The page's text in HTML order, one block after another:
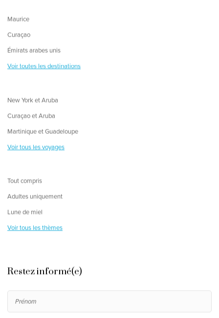
Maurice
Curaçao
Émirats arabes unis
Voir toutes les destinations
New York et Aruba
Curaçao et Aruba
Martinique et Guadeloupe
Voir tous les voyages
Tout compris
Adultes uniquement
Lune de miel
Voir tous les thèmes
Restez informé(e)